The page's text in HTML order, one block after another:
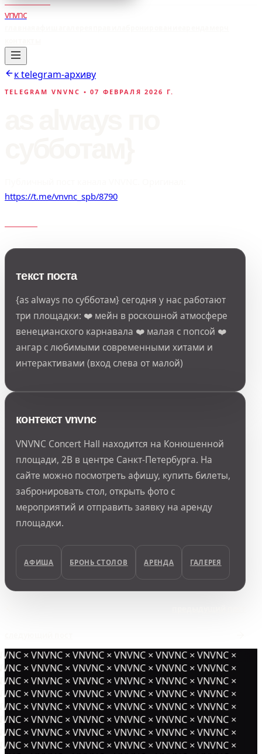
vnvnc
к telegram-архиву
TELEGRAM VNVNC • 07 ФЕВРАЛЯ 2026 Г.
https://t.me/vnvnc_spb/8790
текст поста
{as always по субботам} сегодня у нас работают
три площадки: ❤️ мейн в роскошной атмосфере
венецианского карнавала ❤️ малая с попсой ❤️
ангар с любимыми современными хитами и
интерактивами (вход слева от малой)
контекст vnvnc
VNVNC Concert Hall находится на Конюшенной
площади, 2В в центре Санкт-Петербурга. На
сайте можно посмотреть афишу, купить билеты,
забронировать стол, открыть фото с
мероприятий и отправить заявку на аренду
площадки.
АФИША БРОНЬ СТОЛОВ АРЕНДА ГАЛЕРЕЯ
× VNVNC × VNVNC × VNVNC × VNVNC × VNVNC ×
× VNVNC × VNVNC × VNVNC × VNVNC × VNVNC ×
× VNVNC × VNVNC × VNVNC × VNVNC × VNVNC ×
× VNVNC × VNVNC × VNVNC × VNVNC × VNVNC ×
× VNVNC × VNVNC × VNVNC × VNVNC × VNVNC ×
× VNVNC × VNVNC × VNVNC × VNVNC × VNVNC ×
× VNVNC × VNVNC × VNVNC × VNVNC × VNVNC ×
× VNVNC × VNVNC × VNVNC × VNVNC × VNVNC ×